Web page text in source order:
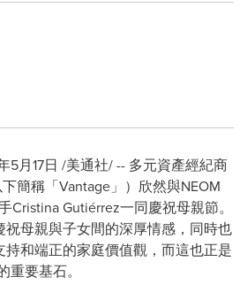
5月17日 /美通社/ -- 多元資產經紀商
下簡稱「Vantage」）欣然與NEOM
Cristina Gutiérrez一同慶祝母親節。
母親與子女間的深厚情感，同時也
和端正的家庭價值觀，而這也正是
要基石。